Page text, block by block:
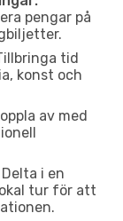
pengar på
tid
konst och
av med
Delta i en
tur för att